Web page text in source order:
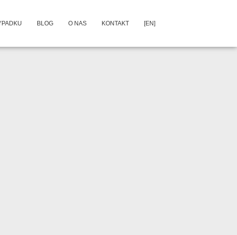
BLOG O NAS KONTAKT [EN]